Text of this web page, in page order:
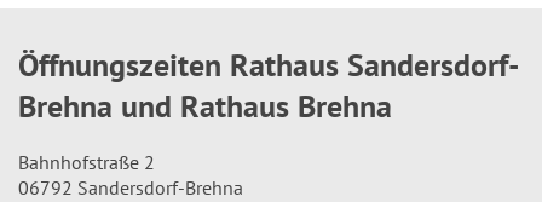
Öffnungszeiten Rathaus Sandersdorf-
Brehna und Rathaus Brehna
Bahnhofstraße 2
06792 Sandersdorf-Brehna